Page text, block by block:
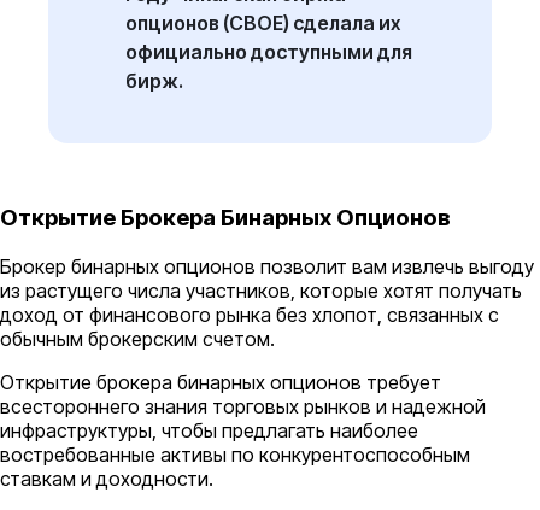
опционов (CBOE) сделала их
официально доступными для
бирж.
Открытие Брокера Бинарных Опционов
Брокер бинарных опционов позволит вам извлечь выгоду
из растущего числа участников, которые хотят получать
доход от финансового рынка без хлопот, связанных с
обычным брокерским счетом.
Открытие брокера бинарных опционов требует
всестороннего знания торговых рынков и надежной
инфраструктуры, чтобы предлагать наиболее
востребованные активы по конкурентоспособным
ставкам и доходности.